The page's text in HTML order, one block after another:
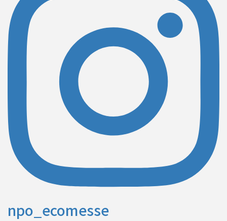
npo_ecomesse